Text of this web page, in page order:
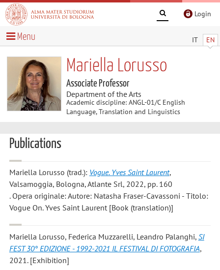
Login
IT EN
Menu
Mariella Lorusso
Associate Professor
Department of the Arts
Academic discipline: ANGL-01/C English
Language, Translation and Linguistics
Publications
Mariella Lorusso (trad.): Vogue. Yves Saint Laurent,
Valsamoggia, Bologna, Atlante Srl, 2022, pp. 160
. Opera originale: Autore: Natasha Fraser-Cavassoni - Titolo:
Vogue On. Yves Saint Laurent [Book (translation)]
Mariella Lorusso, Federica Muzzarelli, Leandro Palanghi, SI
FEST 30° EDIZIONE - 1992-2021 IL FESTIVAL DI FOTOGRAFIA,
2021. [Exhibition]